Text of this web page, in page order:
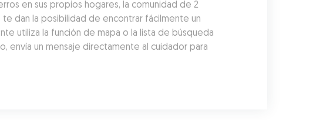
en sus propios hogares, la comunidad de 2
dan la posibilidad de encontrar fácilmente un
utiliza la función de mapa o la lista de búsqueda
envía un mensaje directamente al cuidador para